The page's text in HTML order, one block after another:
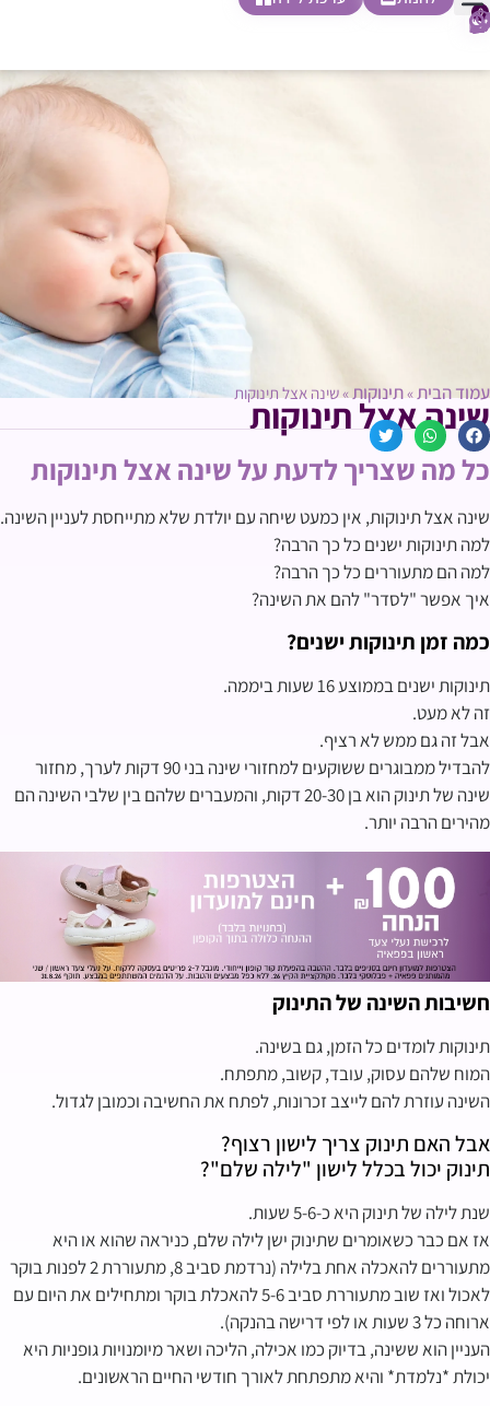
0
עמוד הבית»תינוקות»שינה אצל תינוקות
שינה אצל תינוקות
כל מה שצריך לדעת על שינה אצל תינוקות
שינה אצל תינוקות, אין כמעט שיחה עם יולדת שלא מתייחסת לעניין השינה.
למה תינוקות ישנים כל כך הרבה?
למה הם מתעוררים כל כך הרבה?
איך אפשר "לסדר" להם את השינה?
כמה זמן תינוקות ישנים?
תינוקות ישנים בממוצע 16 שעות ביממה.
זה לא מעט.
אבל זה גם ממש לא רציף.
להבדיל ממבוגרים ששוקעים למחזורי שינה בני 90 דקות לערך, מחזור
שינה של תינוק הוא בן 20-30 דקות, והמעברים שלהם בין שלבי השינה הם
מהירים הרבה יותר.
חשיבות השינה של התינוק
תינוקות לומדים כל הזמן, גם בשינה.
המוח שלהם עסוק, עובד, קשוב, מתפתח.
השינה עוזרת להם לייצב זכרונות, לפתח את החשיבה וכמובן לגדול.
אבל האם תינוק צריך לישון רצוף?
תינוק יכול בכלל לישון "לילה שלם"?
שנת לילה של תינוק היא כ-5-6 שעות.
אז אם כבר כשאומרים שתינוק ישן לילה שלם, כניראה שהוא או היא
מתעוררים להאכלה אחת בלילה (נרדמת סביב 8, מתעוררת 2 לפנות בוקר
לאכול ואז שוב מתעוררת סביב 5-6 להאכלת בוקר ומתחילים את היום עם
ארוחה כל 3 שעות או לפי דרישה בהנקה).
העניין הוא ששינה, בדיוק כמו אכילה, הליכה ושאר מיומנויות גופניות היא
יכולת *נלמדת* והיא מתפתחת לאורך חודשי החיים הראשונים.